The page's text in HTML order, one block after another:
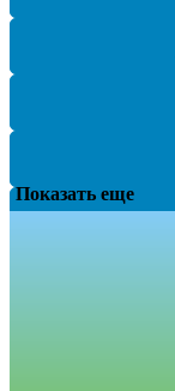
Показать еще